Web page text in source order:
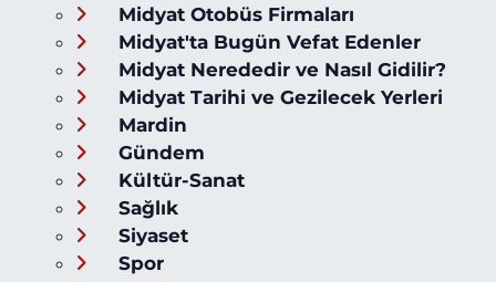
Midyat Otobüs Firmaları
Midyat'ta Bugün Vefat Edenler
Midyat Nerededir ve Nasıl Gidilir?
Midyat Tarihi ve Gezilecek Yerleri
Mardin
Gündem
Kültür-Sanat
Sağlık
Siyaset
Spor